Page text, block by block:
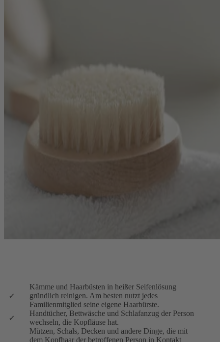
Kämme und Haarbüsten in heißer Seifenlösung
gründlich reinigen. Am besten nutzt jedes
Familienmitglied seine eigene Haarbürste.
Handtücher, Bettwäsche und Schlafanzug der Person
wechseln, die Kopfläuse hat.
Mützen, Schals, Decken und andere Dinge, die mit
dem Kopfhaar der betroffenen Person in Kontakt